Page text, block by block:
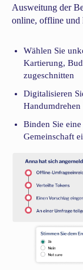
Ausweitung der
online, offline und
Wählen Sie
Kartierung,
zugeschnitten
Digitalisieren
Handumdrehen
Binden Sie
Gemeinschaft